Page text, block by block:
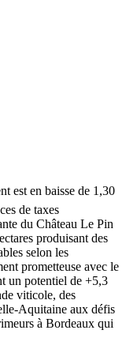
est en baisse de 1,30
de taxes
du Château Le Pin
produisant des
selon les
prometteuse avec le
un potentiel de +5,3
viticole, des
Aquitaine aux défis
à Bordeaux qui